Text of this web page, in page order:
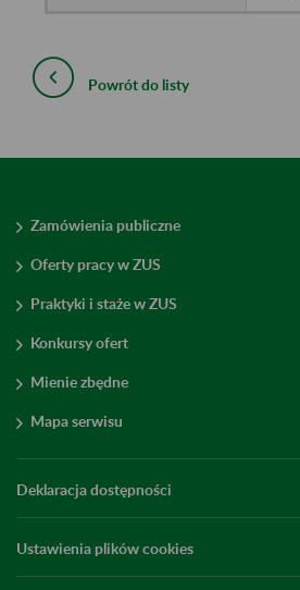
Powrót do listy
Zamówienia publiczne
Oferty pracy w ZUS
Praktyki i staże w ZUS
Konkursy ofert
Mienie zbędne
Mapa serwisu
Deklaracja dostępności
Ustawienia plików cookies